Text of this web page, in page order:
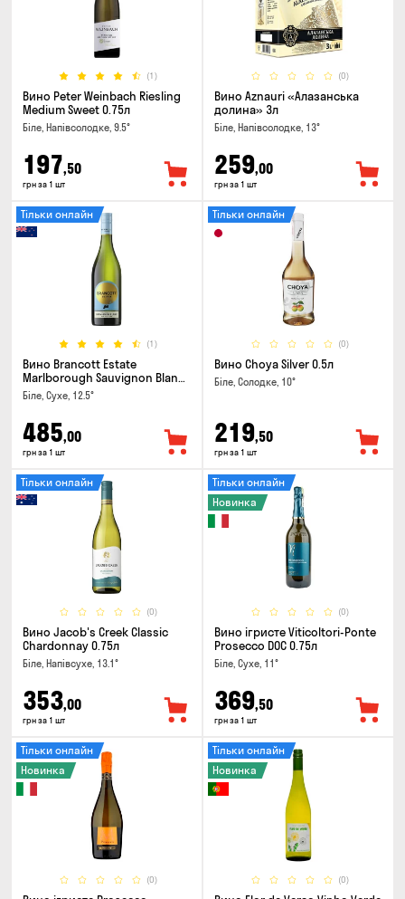
(1)
Вино Peter Weinbach Riesling
Medium Sweet 0.75л
Біле, Напівсолодке, 9.5°
197,50
грн за 1 шт
(0)
Вино Aznauri «Алазанська
долина» 3л
Біле, Напівсолодке, 13°
259,00
грн за 1 шт
(1)
Тільки онлайн
Вино Brancott Estate
Marlborough Sauvignon Blanc
0.75л
Біле, Сухе, 12.5°
485,00
грн за 1 шт
(0)
Тільки онлайн
Вино Choya Silver 0.5л
Біле, Солодке, 10°
219,50
грн за 1 шт
(0)
Тільки онлайн
Вино Jacob's Creek Classic
Chardonnay 0.75л
Біле, Напівсухе, 13.1°
353,00
грн за 1 шт
(0)
Тільки онлайн
Новинка
Вино ігристе Viticoltori-Ponte
Prosecco DOC 0.75л
Біле, Сухе, 11°
369,50
грн за 1 шт
(0)
Тільки онлайн
Новинка
(0)
Тільки онлайн
Новинка